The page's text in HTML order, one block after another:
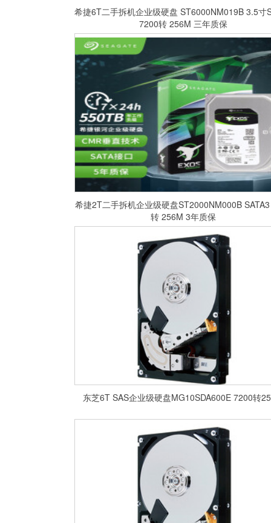
希捷6T二手拆机企业级硬盘 ST6000NM019B 3.5寸
7200转 256M 三年质保
希捷2T二手拆机企业级硬盘ST2000NM000B
转 256M 3年质保
东芝6T SAS企业级硬盘MG10SDA600E 7200转